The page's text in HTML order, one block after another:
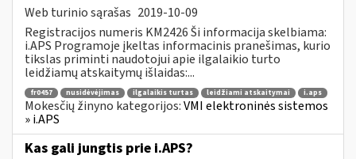
Web turinio sąrašas 2019-10-09
Registracijos numeris KM2426 Ši informacija skelbiama:
i.APS Programoje įkeltas informacinis pranešimas, kurio
tikslas priminti naudotojui apie ilgalaikio turto
leidžiamų atskaitymų išlaidas:...
fr0457 nusidėvėjimas ilgalaikis turtas leidžiami atskaitymai i.aps
Mokesčių žinyno kategorijos:VMI elektroninės sistemos
» i.APS
Kas gali jungtis prie i.APS?